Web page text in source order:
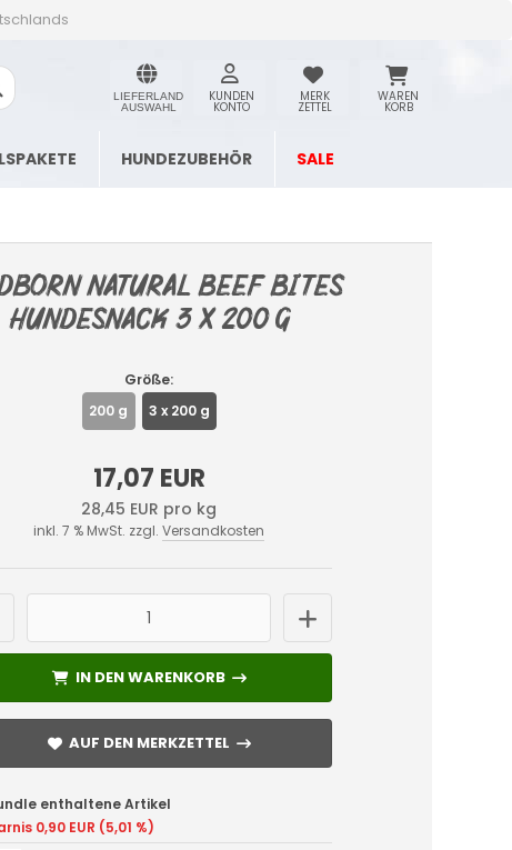
LIEFERLAND
AUSWAHL
KUNDEN
KONTO
MERK
ZETTEL
WAREN
KORB
HUNDEZUBEHÖR SALE
Natural Beef Bites
Hundesnack 3 x 200 g
Größe:
200 g
3 x 200 g
17,07 EUR
28,45 EUR pro kg
inkl. 7 % MwSt. zzgl. Versandkosten
IN DEN WARENKORB
IN DEN WARENKORB
AUF DEN MERKZETTEL
AUF DEN MERKZETTEL
enthaltene Artikel
0,90 EUR (5,01 %)